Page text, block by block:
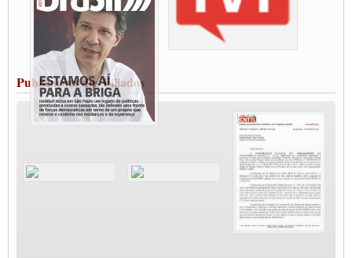
Caminhoneiros bloqueiam duas faixas na Castello Branco e fazem protesto
Modal-Live #13 Aumento da Violência Contra Mulher e o Adoecimento da Classe
Trabalhadora em Tempos de Pandemia
MODAL-LIVE#12 POLÍTICAS PÚBLICAS DE TRANSPORTE PARA A
CLASSE TRABALHADORA E ELEIÇÕES NA PANDEMIA
MODAL-LIVE#11 POLÍTICAS PÚBLICAS DE TRANSPORTE
JUVENTUDE DO TRANSPORTE: POR QUE DEVEMOS NOS ORGANIZAR?
Fabio Primo testa positivo para Coronavírus, mas está bem de saúde
Modal-Live#9 Quais são os direitos dos trabalhador@s que contraem a Covid-19 na
Participe da Campanha Fora Bolsonaro
CNTTL e FECOOTAC apoiam Campanha de testes de COVID-19 para
MODAL-LIVE#8 - Lideranças sindicais da CNTTL, CGTB e dos caminhoneiros
Publicações dos Filiados